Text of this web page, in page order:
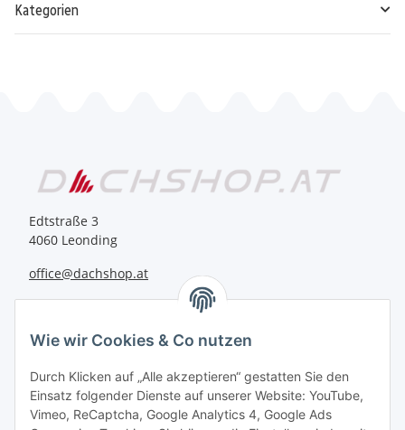
Kategorien
Edtstraße 3
4060 Leonding
office@dachshop.at
Informationen
Wie wir Cookies & Co nutzen
Durch Klicken auf „Alle akzeptieren“ gestatten Sie den
Einsatz folgender Dienste auf unserer Website: YouTube,
Vimeo, ReCaptcha, Google Analytics 4, Google Ads